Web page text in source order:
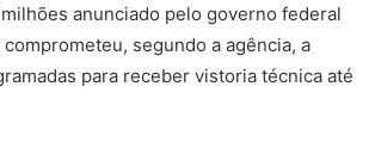
anunciado pelo governo federal
segundo a agência, a
para receber vistoria técnica até